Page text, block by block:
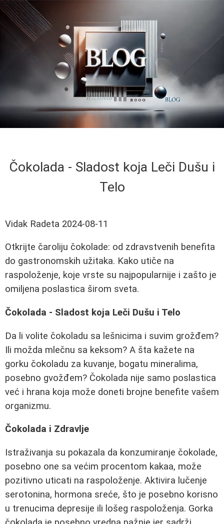
Čokolada - Sladost koja Leči Dušu i
Telo
Vidak Radeta 2024-08-11
Otkrijte čaroliju čokolade: od zdravstvenih benefita
do gastronomskih užitaka. Kako utiče na
raspoloženje, koje vrste su najpopularnije i zašto je
omiljena poslastica širom sveta.
Čokolada - Sladost koja Leči Dušu i Telo
Da li volite čokoladu sa lešnicima i suvim grožđem?
Ili možda mlečnu sa keksom? A šta kažete na
gorku čokoladu za kuvanje, bogatu mineralima,
posebno gvožđem? Čokolada nije samo poslastica
već i hrana koja može doneti brojne benefite vašem
organizmu.
Čokolada i Zdravlje
Istraživanja su pokazala da konzumiranje čokolade,
posebno one sa većim procentom kakaa, može
pozitivno uticati na raspoloženje. Aktivira lučenje
serotonina, hormona sreće, što je posebno korisno
u trenucima depresije ili lošeg raspoloženja. Gorka